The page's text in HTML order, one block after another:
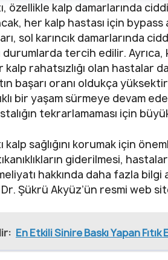
özellikle kalp damarlarında
her kalp hastası için
sol karıncık damarlarında
tercih edilir. Ayrıca,
rahatsızlığı olan hastalar
başarı oranı oldukça
bir yaşam sürmeye devam
tekrarlamaması için
kalp sağlığını korumak için
giderilmesi,
hakkında daha fazla
Şükrü Akyüz’ün resmi web
En Etkili Sinire Baskı Yapan